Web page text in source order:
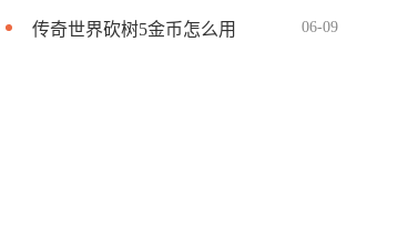
传奇世界砍树5金币怎么用 06-09